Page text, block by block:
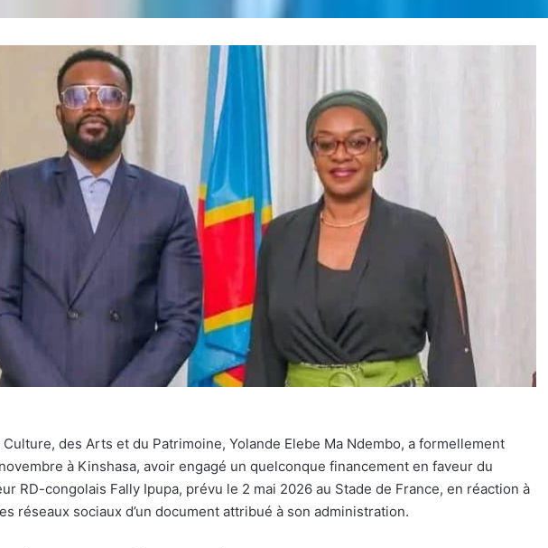
des Arts et du Patrimoine, Yolande Elebe Ma Ndembo, a formellement
à Kinshasa, avoir engagé un quelconque financement en faveur du
RD-congolais Fally Ipupa, prévu le 2 mai 2026 au Stade de France, en réaction à
réseaux sociaux d’un document attribué à son administration.